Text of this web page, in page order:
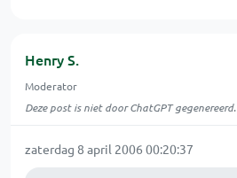
Henry S.
Moderator
Deze post is niet door ChatGPT gegenereerd.
zaterdag 8 april 2006 00:20:37